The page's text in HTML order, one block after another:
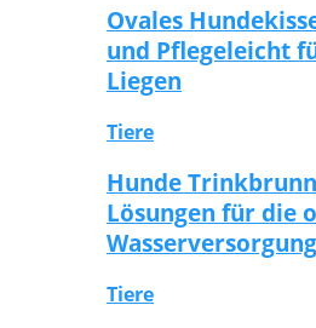
Ovales
und Pflegeleicht
Liegen
Tiere
Hunde
Lösungen für die
Tiere